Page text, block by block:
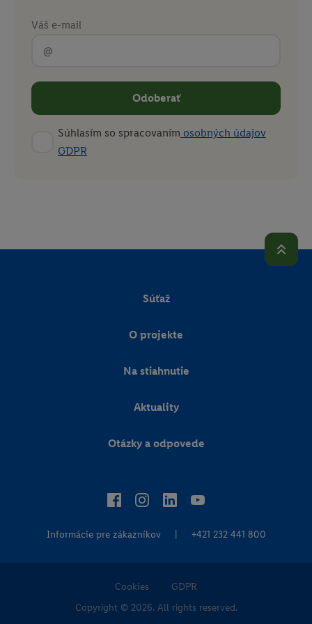
Váš e-mail
Odoberať
Súhlasím so spracovaním osobných údajov
GDPR
Súťaž
O projekte
Na stiahnutie
Aktuality
Otázky a odpovede
Informácie pre zákazníkov +421 232 441 800
Cookies
GDPR
Copyright © 2026. All rights reserved.
nájdete v našich
Imprint nájdete tu.